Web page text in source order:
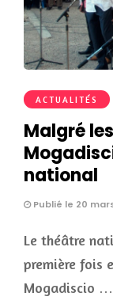
ACTUALITÉS
Malgré
national
Publié le 20
Le théâtre
première fois
Mogadiscio …